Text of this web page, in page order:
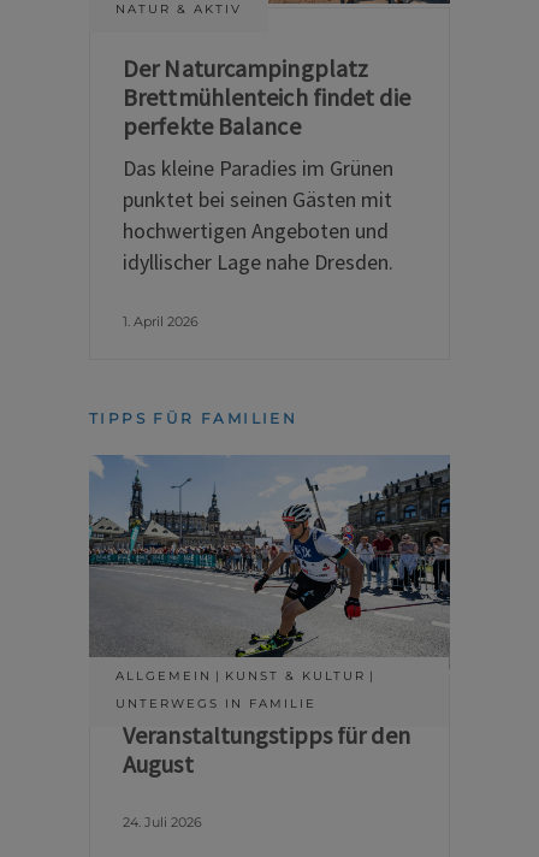
NATUR & AKTIV
Der Naturcampingplatz
Brettmühlenteich findet die
perfekte Balance
Das kleine Paradies im Grünen
punktet bei seinen Gästen mit
hochwertigen Angeboten und
idyllischer Lage nahe Dresden.
1. April 2026
TIPPS FÜR FAMILIEN
ALLGEMEIN
KUNST & KULTUR
UNTERWEGS IN FAMILIE
Veranstaltungstipps für den
August
24. Juli 2026